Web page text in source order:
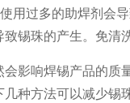
用过多的助焊剂
锡珠的产生。免清
影响焊锡产品的
种方法可以减少锡